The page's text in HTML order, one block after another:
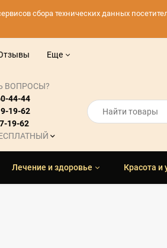
сбора технических данных
Еще
ВОПРОСЫ?
44-44
19-62
19-62
Лечение и здоровье Красота и